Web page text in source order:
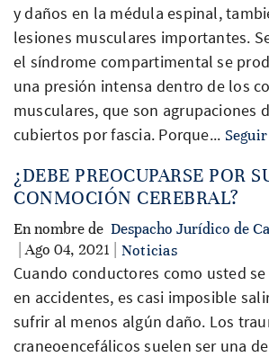
y daños en la médula espinal,
lesiones musculares importantes.
el síndrome compartimental se
una presión intensa dentro de los
musculares, que son agrupaciones
cubiertos por fascia. Porque...
¿DEBE PREOCUPARSE POR
CONMOCIÓN CEREBRAL?
En nombre de Despacho Jurídico de
| Ago 04, 2021 |
Noticias
Cuando conductores como usted
en accidentes, es casi imposible
sufrir al menos algún daño. Los
craneoencefálicos suelen ser una